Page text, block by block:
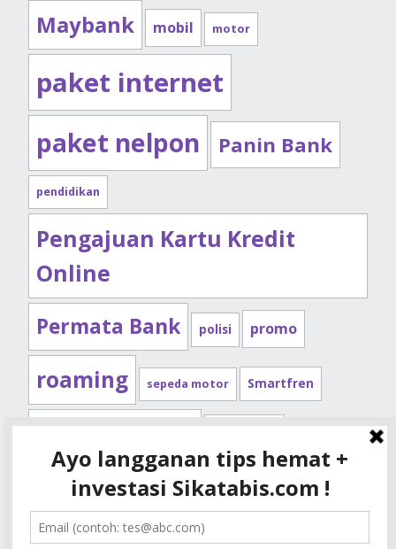
Maybank mobil motor
paket internet
paket nelpon Panin Bank
pendidikan
Pengajuan Kartu Kredit
Online
Permata Bank polisi promo
roaming sepeda motor Smartfren
Standard Chartered syarat kpr
Telkomsel tips kendaraan
tips kpr XL